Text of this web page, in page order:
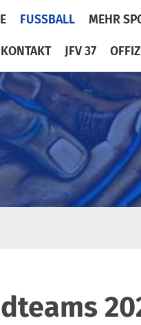
FUSSBALL MEHR
JFV 37